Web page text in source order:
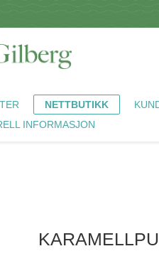
NETTBUTIKK
INFORMASJON